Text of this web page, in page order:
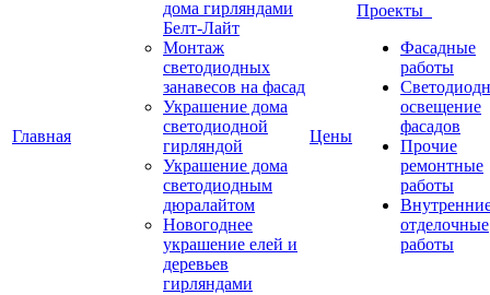
Главная
дома гирляндами
Белт-Лайт
Монтаж
светодиодных
занавесов на фасад
Украшение дома
светодиодной
гирляндой
Украшение дома
светодиодным
дюралайтом
Новогоднее
украшение елей и
деревьев
гирляндами
Цены
Проекты
Фасадные
работы
освещение
фасадов
Прочие
ремонтные
работы
отделочные
работы